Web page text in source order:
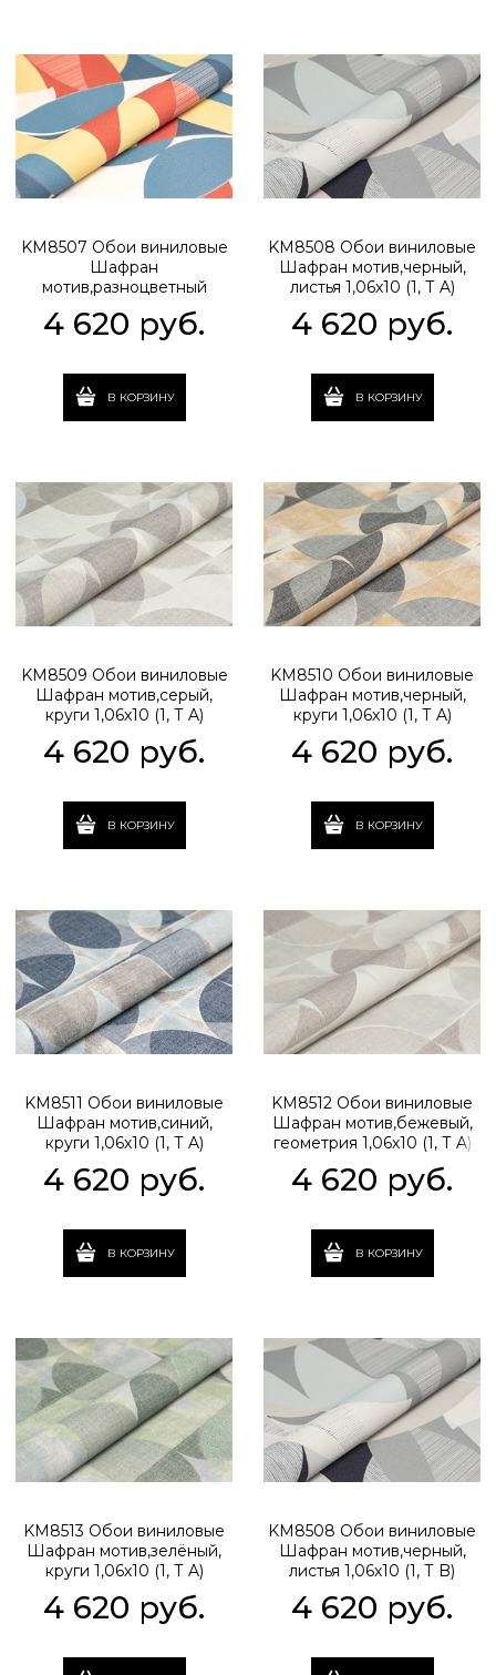
KM8507 Обои виниловые
Шафран
мотив,разноцветный
синий 1,06х10 (1, Т A)
прямая стыковка
4 620 руб.
В КОРЗИНУ
KM8508 Обои виниловые
Шафран мотив,черный,
листья 1,06х10 (1, Т A)
прямая стыковка
4 620 руб.
В КОРЗИНУ
KM8509 Обои виниловые
Шафран мотив,серый,
круги 1,06х10 (1, Т A)
прямая стыковка
4 620 руб.
В КОРЗИНУ
KM8510 Обои виниловые
Шафран мотив,черный,
круги 1,06х10 (1, Т A)
прямая стыковка
4 620 руб.
В КОРЗИНУ
KM8511 Обои виниловые
Шафран мотив,синий,
круги 1,06х10 (1, Т A)
прямая стыковка
4 620 руб.
В КОРЗИНУ
KM8512 Обои виниловые
Шафран мотив,бежевый,
геометрия 1,06х10 (1, Т A)
прямая стыковка
4 620 руб.
В КОРЗИНУ
KM8513 Обои виниловые
Шафран мотив,зелёный,
круги 1,06х10 (1, Т A)
прямая стыковка
4 620 руб.
KM8508 Обои виниловые
Шафран мотив,черный,
листья 1,06х10 (1, Т B)
прямая стыковка
4 620 руб.